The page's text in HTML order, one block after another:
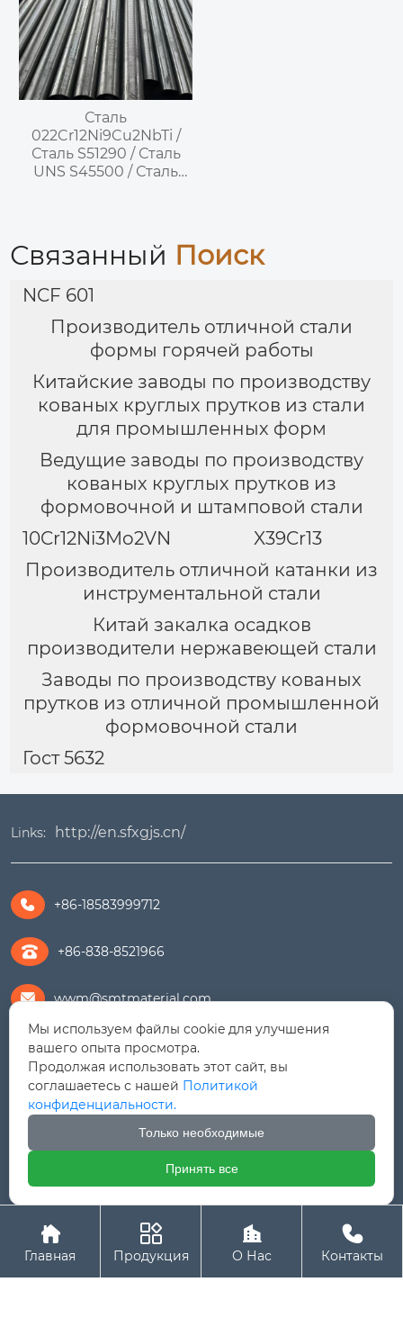
Сталь
022Cr12Ni9Cu2NbTi /
Сталь S51290 / Сталь
UNS S45500 / Сталь
нержавеющая сталь
аустенитно-
(дуплексного) класса
Связанный Поиск
NCF 601
Производитель отличной стали
формы горячей работы
Китайские заводы по производству
кованых круглых прутков из стали
для промышленных форм
Ведущие заводы по производству
кованых круглых прутков из
формовочной и штамповой стали
10Cr12Ni3Mo2VN
X39Cr13
Производитель отличной катанки из
инструментальной стали
Китай закалка осадков
производители нержавеющей стали
Заводы по производству кованых
прутков из отличной промышленной
формовочной стали
Гост 5632
Links: http://en.sfxgjs.cn/
 +86-18583999712
+86-838-8521966
 wwm@smtmaterial.com
 279391575@qq.com
 +8615756469898

Дорога Линцзян № 9, Зона экономического
развития Шифан (Северный район), провинция
Авторское право© ООО Шенгмайт (Сычуань)
Металлический Материал (Экспортная компания)

Главная

Продукция

О Нас

Контакты
Мы используем файлы cookie для улучшения
вашего опыта просмотра.
Продолжая использовать этот сайт, вы
соглашаетесь с нашей Политикой
конфиденциальности.
Только необходимые
Принять все